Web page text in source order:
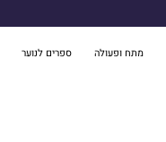
מתח ופעולה ספרים לנוער